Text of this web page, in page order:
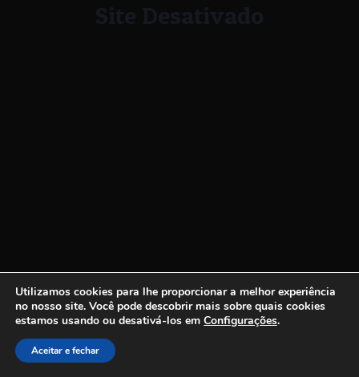
Site Desativado
Utilizamos cookies para lhe proporcionar a melhor experiência
no nosso site. Você pode descobrir mais sobre quais cookies
estamos usando ou desativá-los em Configurações.
Aceitar e fechar